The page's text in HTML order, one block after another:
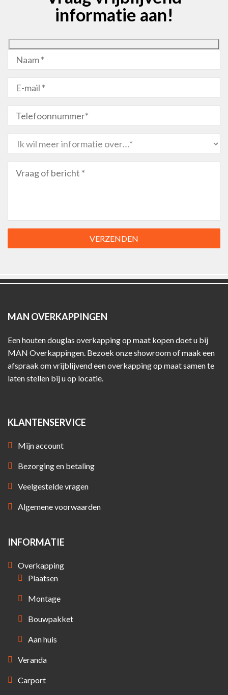
informatie aan!
VERZENDEN
MAN OVERKAPPINGEN
Een houten douglas overkapping op maat kopen doet u bij
MAN Overkappingen. Bezoek onze showroom of maak een
afspraak om vrijblijvend een overkapping op maat samen te
laten stellen bij u op locatie.
KLANTENSERVICE
Mijn account
Bezorging en betaling
Veelgestelde vragen
Algemene voorwaarden
INFORMATIE
Overkapping
Plaatsen
Montage
Bouwpakket
Aan huis
Veranda
Carport